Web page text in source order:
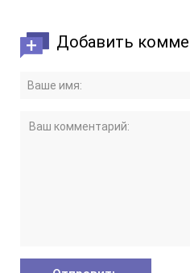
Добавить